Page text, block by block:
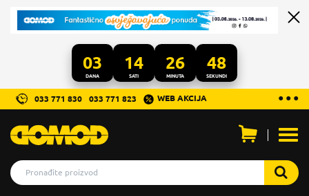
03
DANA
14
SATI
26
MINUTA
48
SEKUNDI
...
● ● ●
033 771 830 033 771 823 WEB AKCIJA